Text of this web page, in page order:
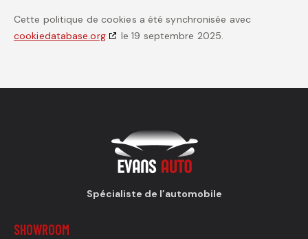
Cette politique de cookies a été synchronisée avec
cookiedatabase.org
le 19 septembre 2025.
Spécialiste de l’automobile
SHOWROOM